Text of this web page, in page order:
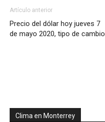
Artículo anterior
Precio del dólar hoy jueves 7
de mayo 2020, tipo de cambio
Clima en Monterrey